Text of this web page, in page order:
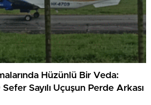
Hüzünlü Bir Veda:
Sayılı Uçuşun Perde Arkası